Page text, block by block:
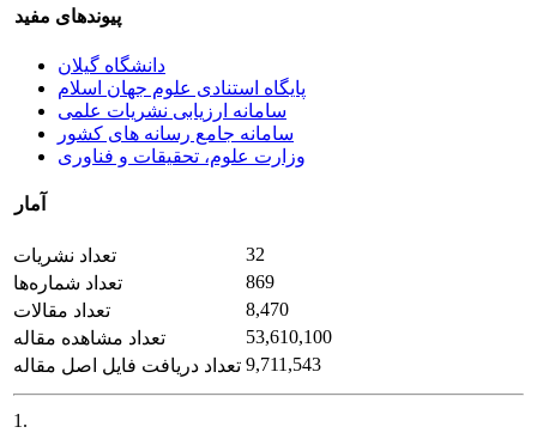
پیوندهای مفید
دانشگاه گیلان
پایگاه استنادی علوم جهان اسلام
سامانه ارزیابی نشریات علمی
سامانه جامع رسانه های کشور
وزارت علوم، تحقیقات و فناوری
آمار
تعداد نشریات
32
تعداد شماره‌ها
869
تعداد مقالات
8,470
تعداد مشاهده مقاله
53,610,100
تعداد دریافت فایل اصل مقاله 9,711,543
1.